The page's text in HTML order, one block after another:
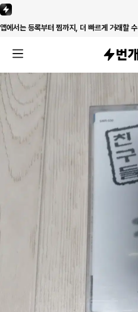
앱에서는 등록부터 찜까지, 더 빠르게 거래할